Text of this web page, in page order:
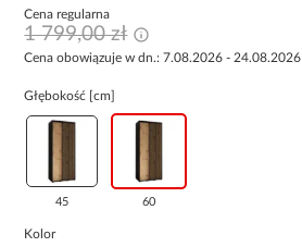
Cena regularna
1 799,00 zł
Cena obowiązuje w dn.: 7.08.2026 - 24.08.2026
Głębokość [cm]
45 60
Kolor